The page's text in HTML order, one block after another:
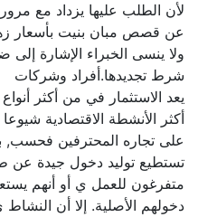
لأن الطلب عليها يزداد مع مرور
عن قصص مبان بنيت بأسعار زهيدة
ولا ينسى الخبراء الإشارة إلى
شرط تجديدها.أفراد وشركات
يعد الاستثمار في من أكثر أنواع
أكثر الأنشطة الاقتصادية شيوعا
على تجاره المحترفين فحسب,
تستطيع توليد دخول جيدة عن
متفرغون للعمل ي أو أنهم
دخولهم الأصلية. إلا أن النشاط